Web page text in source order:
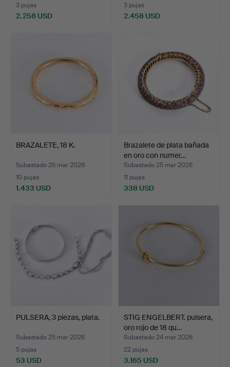
3 pujas
2.258 USD
3 pujas
2.458 USD
BRAZALETE, 18 K.
Subastado 26 mar 2026
10 pujas
1.433 USD
Brazalete de plata bañada
en oro con numer…
Subastado 25 mar 2026
11 pujas
338 USD
PULSERA, 3 piezas, plata.
Subastado 25 mar 2026
5 pujas
53 USD
STIG ENGELBERT. pulsera,
oro rojo de 18 qu…
Subastado 24 mar 2026
22 pujas
3.165 USD